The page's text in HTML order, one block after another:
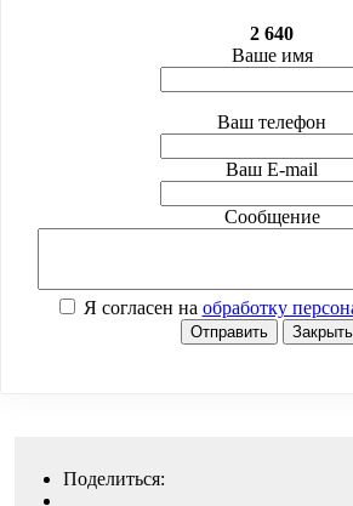
2 640
Ваше имя
Ваш телефон
Ваш E-mail
Сообщение
Я согласен на обработку
Отправить Закрыть
Поделиться: